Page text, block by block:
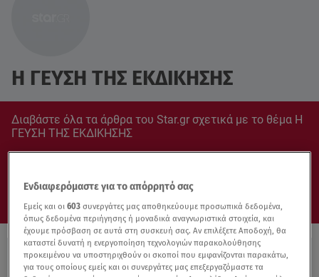
Η ΓΕΥΣΗ ΤΗΣ ΕΚΔΙΚΗΣΗΣ
Διαβάστε όλα τα άρθρα του Star.gr σχετικά με το θέμα Η
ΓΕΥΣΗ ΤΗΣ ΕΚΔΙΚΗΣΗΣ
Ενδιαφερόμαστε για το απόρρητό σας
Εμείς και οι603 συνεργάτες μας αποθηκεύουμε προσωπικά δεδομένα,
όπως δεδομένα περιήγησης ή μοναδικά αναγνωριστικά στοιχεία, και
έχουμε πρόσβαση σε αυτά στη συσκευή σας. Αν επιλέξετε Αποδοχή, θα
καταστεί δυνατή η ενεργοποίηση τεχνολογιών παρακολούθησης
προκειμένου να υποστηριχθούν οι σκοποί που εμφανίζονται παρακάτω,
για τους οποίους εμείς και οι συνεργάτες μας επεξεργαζόμαστε τα